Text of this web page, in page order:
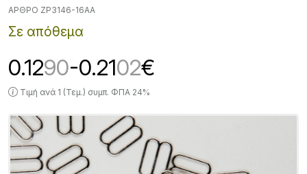
ΆΡΘΡΟ ZP3146-16AA
Σε απόθεμα
0.1290-0.2102€
Τιμή ανά 1 (Τεμ.) συμπ. ΦΠΑ 24%